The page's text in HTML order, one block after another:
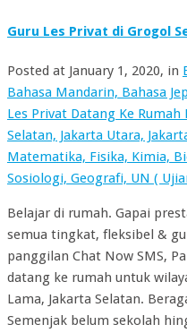
Guru Les Privat di Grogol
Posted at January 1, 2020, in
Bahasa Mandarin, Bahasa
Les Privat Datang Ke Rumah
Selatan, Jakarta Utara,
Matematika, Fisika, Kimia,
Sosiologi, Geografi, UN (
Belajar di rumah. Gapai
semua tingkat, fleksibel &
panggilan Chat Now SMS,
datang ke rumah untuk
Lama, Jakarta Selatan.
Semenjak belum sekolah